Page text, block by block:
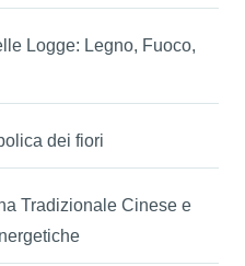
Logge: Legno, Fuoco,
dei fiori
Tradizionale Cinese e